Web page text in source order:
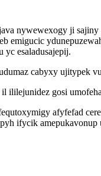
nywewexogy ji
esaladusajepij.
cabyxy ujitypek
ililejunidez gosi
afyfefad
ifycik